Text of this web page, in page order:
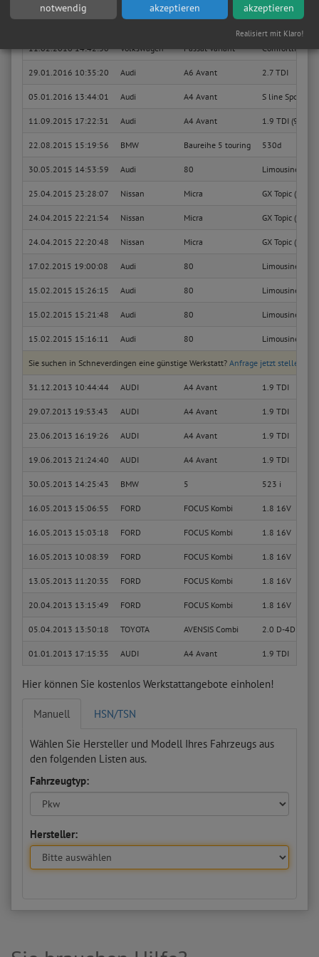
11.02.2016 14:42:30 Volkswagen Passat Variant Comfortline
29.01.2016 10:35:20 Audi A6 Avant 2.7 TDI
05.01.2016 13:44:01 Audi A4 Avant S line
11.09.2015 17:22:31 Audi A4 Avant 1.9 TDI (96kW)
22.08.2015 15:19:56 BMW Baureihe 5 touring 530d
30.05.2015 14:53:59 Audi 80 Limousine Basis
25.04.2015 23:28:07 Nissan Micra GX Topic (1996)
24.04.2015 22:21:54 Nissan Micra GX Topic (1996)
24.04.2015 22:20:48 Nissan Micra GX Topic (1996)
17.02.2015 19:00:08 Audi 80 Limousine Basis
15.02.2015 15:26:15 Audi 80 Limousine Basis
15.02.2015 15:21:48 Audi 80 Limousine Basis
15.02.2015 15:16:11 Audi 80 Limousine Basis
Sie suchen in Schneverdingen eine günstige Werkstatt? Anfrage jetzt stellen
31.12.2013 10:44:44 AUDI A4 Avant 1.9 TDI
29.07.2013 19:53:43 AUDI A4 Avant 1.9 TDI
23.06.2013 16:19:26 AUDI A4 Avant 1.9 TDI
19.06.2013 21:24:40 AUDI A4 Avant 1.9 TDI
30.05.2013 14:25:43 BMW 5 523 i
16.05.2013 15:06:55 FORD FOCUS Kombi 1.8 16V
16.05.2013 15:03:18 FORD FOCUS Kombi 1.8 16V
16.05.2013 10:08:39 FORD FOCUS Kombi 1.8 16V
13.05.2013 11:20:35 FORD FOCUS Kombi 1.8 16V
20.04.2013 13:15:49 FORD FOCUS Kombi 1.8 16V
05.04.2013 13:50:18 TOYOTA AVENSIS Combi 2.0 D-4D
01.01.2013 17:15:35 AUDI A4 Avant 1.9 TDI
Hier können Sie kostenlos Werkstattangebote einholen!
Manuell HSN/TSN
Wählen Sie Hersteller und Modell Ihres Fahrzeugs aus
den folgenden Listen aus.
Fahrzeugtyp:
Hersteller:
notwendig
akzeptieren
akzeptieren
Realisiert mit Klaro!